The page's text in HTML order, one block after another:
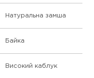
Натуральна замша
Байка
Високий каблук